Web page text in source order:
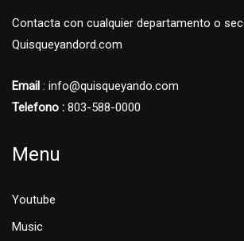
Contacta con cualquier departamento o
Quisqueyandord.com
Email : info@quisqueyando.com
Telefono : 803-588-0000
Menu
Youtube
Music